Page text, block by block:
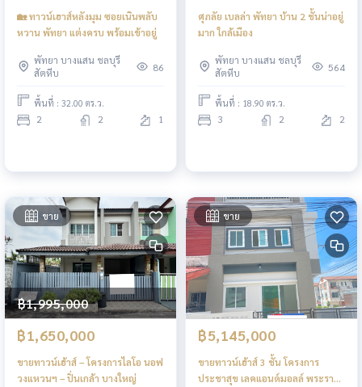
🏡 ทาวน์เฮาส์หลังมุม ซอยเนินพลับ
หวาน พัทยา แต่งครบ พร้อมเข้าอยู่
พัทยา บางแสน ชลบุรี
สัตหีบ
86
พื้นที่ : 32.00 ตร.ว.
2 2 1
ศุภลัย เบลล่า พัทยา บ้าน 2 ชั้นน่าอยู่
มาก ใกล้เมือง
พัทยา บางแสน ชลบุรี
สัตหีบ
564
พื้นที่ : 18.90 ตร.ว.
3 2 2
ขาย
฿1,995,000
฿1,650,000
ขายทาวน์เฮ้าส์ – โครงการไลโอ นอฟ
วงแหวนฯ – ปิ่นเกล้า บางใหญ่
ขาย
฿5,145,000
ขายทาวน์เฮ้าส์ 3 ชั้น โครงการ
ประชาสุข เลคแอนด์มอลล์ พระราม